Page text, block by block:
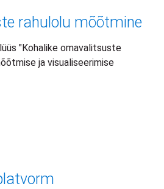
rahulolu mõõtmine
"Kohalike omavalitsuste
ja visualiseerimise